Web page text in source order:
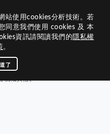
站使用cookies分析技術。若
同意我們使用 cookies 及 本
資訊請閱讀我們的 隱私權
。
了
南崁女獅子會授証第13週年紀念